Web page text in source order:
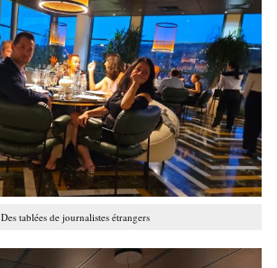
Des tablées de journalistes étrangers